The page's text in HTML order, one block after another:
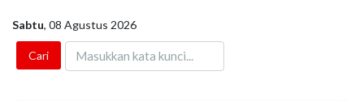
Sabtu, 08 Agustus 2026